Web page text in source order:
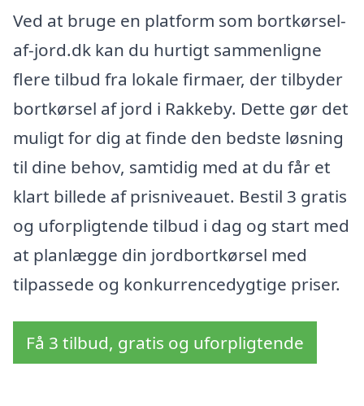
Ved at bruge en platform som bortkørsel-
af-jord.dk kan du hurtigt sammenligne
flere tilbud fra lokale firmaer, der tilbyder
bortkørsel af jord i Rakkeby. Dette gør det
muligt for dig at finde den bedste løsning
til dine behov, samtidig med at du får et
klart billede af prisniveauet. Bestil 3 gratis
og uforpligtende tilbud i dag og start med
at planlægge din jordbortkørsel med
tilpassede og konkurrencedygtige priser.
Få 3 tilbud, gratis og uforpligtende